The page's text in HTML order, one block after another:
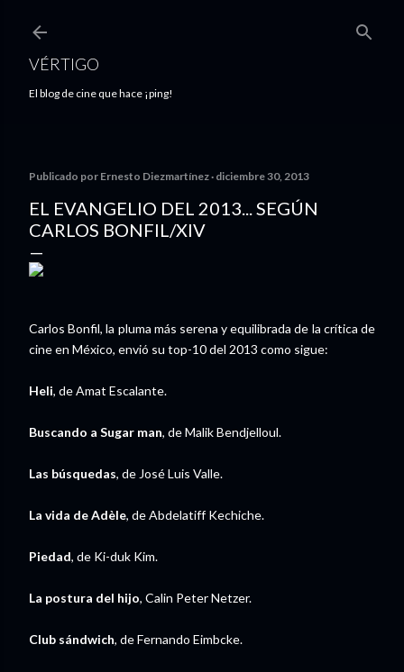
VÉRTIGO
El blog de cine que hace ¡ping!
Publicado por Ernesto Diezmartínez diciembre 30, 2013
EL EVANGELIO DEL 2013... SEGÚN
CARLOS BONFIL/XIV
Carlos Bonfil, la pluma más serena y equilibrada de la crítica de
cine en México, envió su top-10 del 2013 como sigue:
Heli, de Amat Escalante.
Buscando a Sugar man, de Malik Bendjelloul.
Las búsquedas, de José Luis Valle.
La vida de Adèle, de Abdelatiff Kechiche.
Piedad, de Ki-duk Kim.
La postura del hijo, Calin Peter Netzer.
Club sándwich, de Fernando Eimbcke.